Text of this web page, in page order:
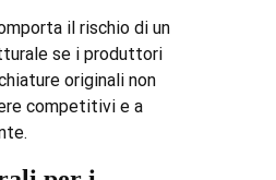
il rischio di un
se i produttori
originali non
competitivi e a